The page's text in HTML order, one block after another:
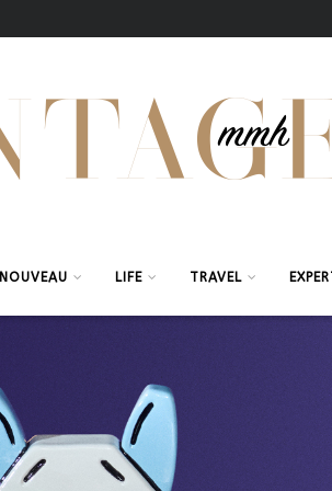
NOUVEAU LIFE TRAVEL